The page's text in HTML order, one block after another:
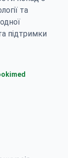
та
підтримки